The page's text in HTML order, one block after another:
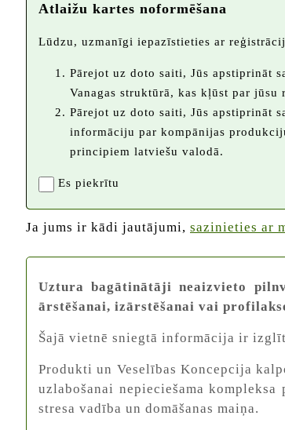
Atlaižu kartes noformēšana
Lūdzu, uzmanīgi iepazīstieties ar
Pārejot uz doto saiti, Jūs apstiprināt
Vanagas struktūrā, kas kļūst par jūsu
Pārejot uz doto saiti, Jūs apstiprināt
informāciju par kompānijas
principiem latviešu valodā.
Es piekrītu
Ja jums ir kādi jautājumi, sazinieties ar
Uztura bagātinātāji neaizvieto
ārstēšanai, izārstēšanai vai
Šajā vietnē sniegtā informācija ir
Produkti un Veselības Koncepcija
uzlabošanai nepieciešama
stresa vadība un domāšanas maiņa.